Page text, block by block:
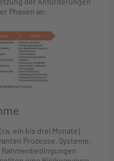
Phasen an:
ein bis drei Monate)
Prozesse, Systeme,